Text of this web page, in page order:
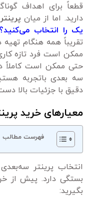
قطعاً برای اهداف
دارید. اما از میانپرینتر
یک را انتخاب می‌کنید؟
تقریباً همه هنگام تهیه
ممکن است فرد تازه
حتی ممکن است کاملاً
سه بعدی باتجربه
دقیق با جزئیات بالا
معیارهای خرید
فهرست مطالب
انتخاب پرینتر
بستگی دارد. پیش از
بگیرید: